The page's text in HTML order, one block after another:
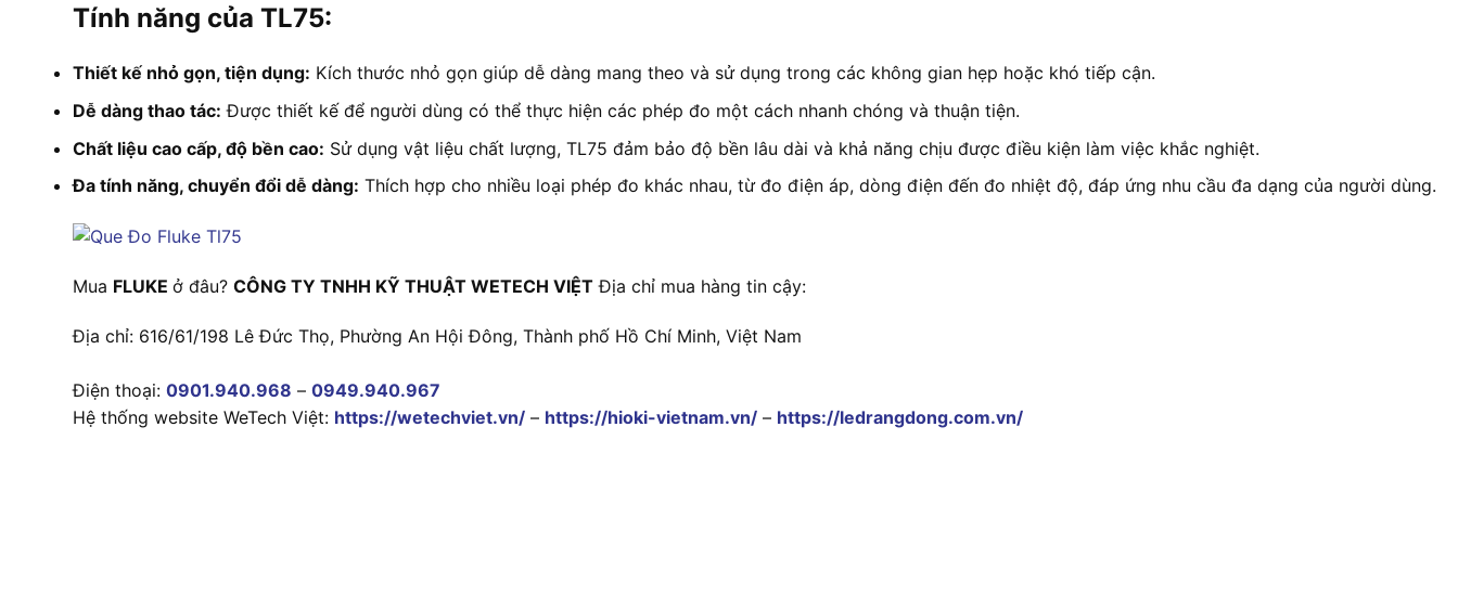
Tính năng của TL75:
Thiết kế nhỏ gọn, tiện dụng: Kích thước nhỏ gọn giúp dễ dàng mang theo và sử dụng trong các không gian hẹp hoặc khó tiếp cận.
Dễ dàng thao tác: Được thiết kế để người dùng có thể thực hiện các phép đo một cách nhanh chóng và thuận tiện.
Chất liệu cao cấp, độ bền cao: Sử dụng vật liệu chất lượng, TL75 đảm bảo độ bền lâu dài và khả năng chịu được điều kiện làm việc khắc nghiệt.
Đa tính năng, chuyển đổi dễ dàng: Thích hợp cho nhiều loại phép đo khác nhau, từ đo điện áp, dòng điện đến đo nhiệt độ, đáp ứng nhu cầu đa dạng của người dùng.
Mua FLUKE ở đâu? CÔNG TY TNHH KỸ THUẬT WETECH VIỆT Địa chỉ mua hàng tin cậy:
Địa chỉ: 616/61/198 Lê Đức Thọ, Phường An Hội Đông, Thành phố Hồ Chí Minh, Việt Nam
Điện thoại: 0901.940.968 – 0949.940.967
Hệ thống website WeTech Việt: https://wetechviet.vn/ – https://hioki-vietnam.vn/ – https://ledrangdong.com.vn/